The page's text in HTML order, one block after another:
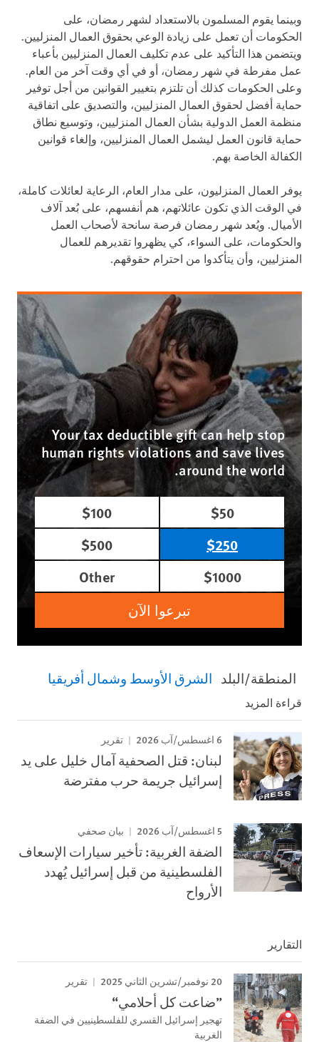
وبينما يقوم المسلمون بالاستعداد لشهر رمضان، على
الحكومات أن تعمل على زيادة الوعي بحقوق العمال المنزليين.
ويتضمن هذا التأكيد على عدم تكليف العمال المنزليين بأعباء
عمل مفرطة في شهر رمضان، أو في أي وقت آخر من العام.
وعلى الحكومات كذلك أن تلتزم بتغيير القوانين من أجل توفير
حماية أفضل لحقوق العمال المنزليين، والتصديق على اتفاقية
منظمة العمل الدولية بشأن العمال المنزليين، وتوسيع نطاق
حماية قانون العمل ليشمل العمال المنزليين، وإلغاء قوانين
الكفالة الخاصة بهم.
يوفر العمال المنزليون، على مدار العام، الرعاية لعائلات كاملة،
في الوقت الذي تكون عائلاتهم، هم أنفسهم، على بُعد آلاف
الأميال. ويُعد شهر رمضان فرصة سانحة لأصحاب العمل
والحكومات، على السواء، كي يظهروا تقديرهم للعمال
المنزليين، وأن يتأكدوا من احترام حقوقهم.
Your tax deductible gift can help stop
human rights violations and save lives
around the world.
$50
$100
$250
$500
$1000
Other
تبرعوا الآن
المنطقة/البلد الشرق الأوسط وشمال أفريقيا
قراءة المزيد
6 اغسطس/آب 2026 تقرير
لبنان: قتل الصحفية آمال خليل على يد
إسرائيل جريمة حرب مفترضة
5 اغسطس/آب 2026 بيان صحفي
الضفة الغربية: تأخير سيارات الإسعاف
الفلسطينية من قبل إسرائيل يُهدد
الأرواح
التقارير
20 نوفمبر/تشرين الثاني 2025 تقرير
”ضاعت كل أحلامي“
تهجير إسرائيل القسري للفلسطينيين في الضفة
الغربية